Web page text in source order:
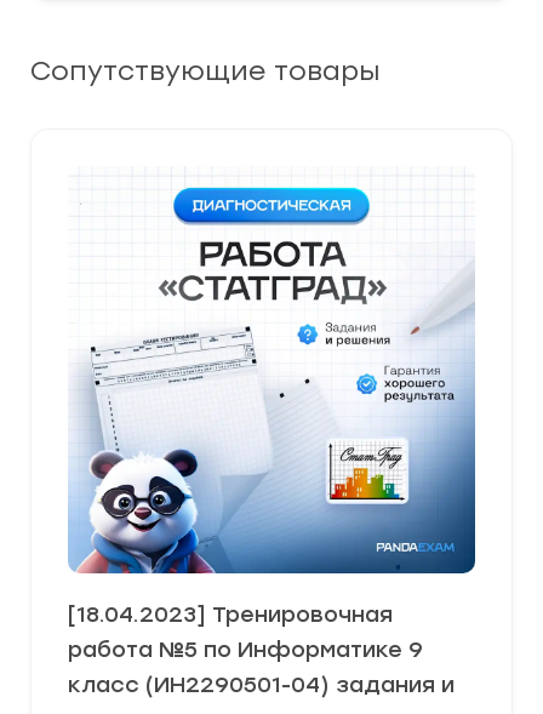
Сопутствующие товары
[18.04.2023] Тренировочная
работа №5 по Информатике 9
класс (ИН2290501-04) задания и